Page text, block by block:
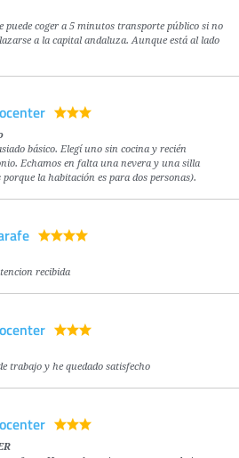
puede coger a 5 minutos transporte público si no
a la capital andaluza. Aunque está al lado
básico. Elegí uno sin cocina y recién
Echamos en falta una nevera y una silla
la habitación es para dos personas).
recibida
trabajo y he quedado satisfecho